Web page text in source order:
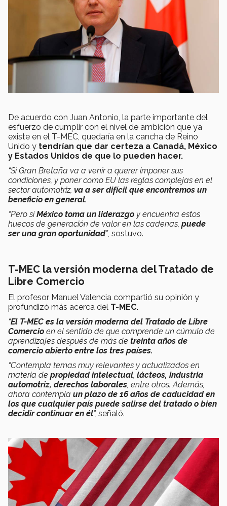
De acuerdo con Juan Antonio, la parte importante del
esfuerzo de cumplir con el nivel de ambición que ya
existe en el T-MEC, quedaría en la cancha de Reino
Unido y tendrían que dar certeza a Canadá, México
y Estados Unidos de que lo pueden hacer.
“Si Gran Bretaña va a venir a querer imponer sus
condiciones, y poner como EU las reglas complejas en el
sector automotriz, va a ser difícil que encontremos un
beneficio en general.
“Pero síMéxico toma un liderazgo y encuentra estos
huecos de generación de valor en las cadenas, puede
ser una gran oportunidad”, sostuvo.
T-MEC la versión moderna delTratado de
Libre Comercio
El profesor Manuel Valencia compartió su opinión y
profundizó más acerca del T-MEC.
“El T-MEC es la versión moderna del Tratado de Libre
Comercio en el sentido de que comprende un cúmulo de
aprendizajes después de más de treinta años de
comercio abierto entre los tres países.
“Contempla temas muy relevantes y actualizados en
materia de propiedad intelectual, lácteos, industria
automotriz, derechos laborales, entre otros. Además,
ahora contempla un plazo de 16 años de caducidad en
los que cualquier país puede salirse del tratado o bien
decidir continuar en él”, señaló.